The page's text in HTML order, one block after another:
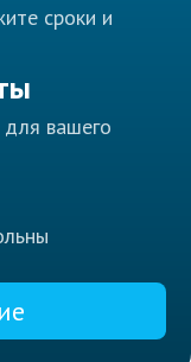
сроки и
вашего